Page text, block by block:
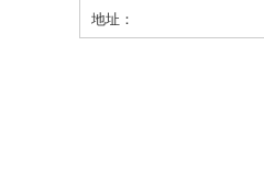
地址：